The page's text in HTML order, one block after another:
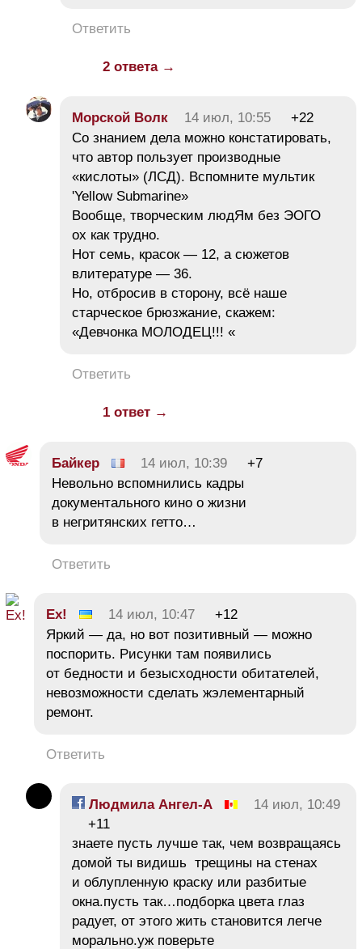
Ответить
2 ответа →
Морской Волк 14 июл, 10:55
+22
Со знанием дела можно констатировать,
что автор пользует производные
«кислоты» (ЛСД). Вспомните мультик
'Yellow Submarine»
Вообще, творческим людЯм без ЭОГО
ох как трудно.
Нот семь, красок — 12, а сюжетов
влитературе — 36.
Но, отбросив в сторону, всё наше
старческое брюзжание, скажем:
«Девчонка МОЛОДЕЦ!!! «
Ответить
1 ответ →
Байкер 14 июл, 10:39
+7
Невольно вспомнились кадры
документального кино о жизни
в негритянских гетто…
Ответить
Ex! 14 июл, 10:47
+12
Яркий — да, но вот позитивный — можно
поспорить. Рисунки там появились
от бедности и безысходности обитателей,
невозможности сделать жэлементарный
ремонт.
Ответить
Людмила Ангел-А
14 июл, 10:49
+11
знаете пусть лучше так, чем возвращаясь
домой ты видишь трещины на стенах
и облупленную краску или разбитые
окна.пусть так…подборка цвета глаз
радует, от этого жить становится легче
морально.уж поверьте